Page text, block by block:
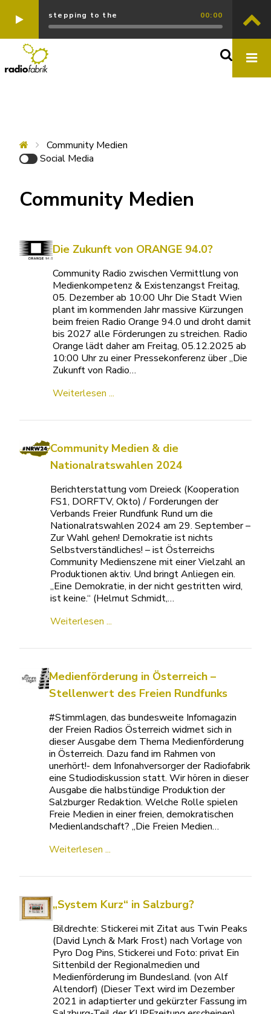
stepping to the 00:00
Community Medien
Social Media
Community Medien
Die Zukunft von ORANGE 94.0?
Community Radio zwischen Vermittlung von
Medienkompetenz & Existenzangst Freitag,
05. Dezember ab 10:00 Uhr Die Stadt Wien
plant im kommenden Jahr massive Kürzungen
beim freien Radio Orange 94.0 und droht damit
bis 2027 alle Förderungen zu streichen. Radio
Orange lädt daher am Freitag, 05.12.2025 ab
10:00 Uhr zu einer Pressekonferenz über „Die
Zukunft von Radio…
Weiterlesen ...
Community Medien & die
Nationalratswahlen 2024
Berichterstattung vom Dreieck (Kooperation
FS1, DORFTV, Okto) / Forderungen der
Verbands Freier Rundfunk Rund um die
Nationalratswahlen 2024 am 29. September –
Zur Wahl gehen! Demokratie ist nichts
Selbstverständliches! – ist Österreichs
Community Medienszene mit einer Vielzahl an
Produktionen aktiv. Und bringt Anliegen ein.
„Eine Demokratie, in der nicht gestritten wird,
ist keine.“ (Helmut Schmidt,…
Weiterlesen ...
Medienförderung in Österreich –
Stellenwert des Freien Rundfunks
#Stimmlagen, das bundesweite Infomagazin
der Freien Radios Österreich widmet sich in
dieser Ausgabe dem Thema Medienförderung
in Österreich. Dazu fand im Rahmen von
unerhört!- dem Infonahversorger der Radiofabrik
eine Studiodiskussion statt. Wir hören in dieser
Ausgabe die halbstündige Produktion der
Salzburger Redaktion. Welche Rolle spielen
Freie Medien in einer freien, demokratischen
Medienlandschaft? „Die Freien Medien…
Weiterlesen ...
„System Kurz“ in Salzburg?
Bildrechte: Stickerei mit Zitat aus Twin Peaks
(David Lynch & Mark Frost) nach Vorlage von
Pyro Dog Pins, Stickerei und Foto: privat Ein
Sittenbild der Regionalmedien und
Medienförderung im Bundesland. (von Alf
Altendorf) (Dieser Text wird im Dezember
2021 in adaptierter und gekürzter Fassung im